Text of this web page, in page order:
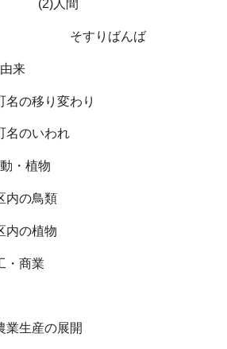
(2)人間
そすりばんば
来
の移り変わり
のいわれ
・植物
の鳥類
の植物
・商業
生産の展開